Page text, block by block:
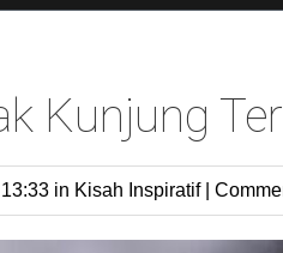
Kunjung
in Kisah Inspiratif